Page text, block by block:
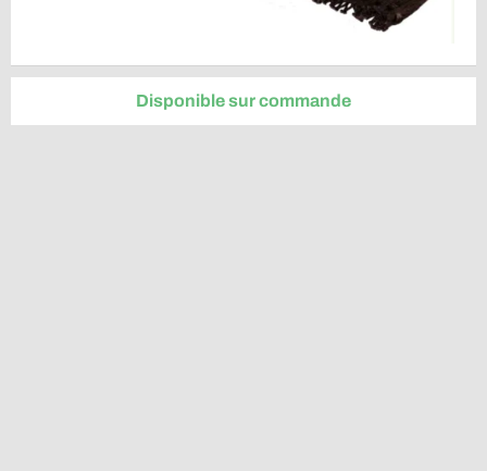
Disponible sur commande